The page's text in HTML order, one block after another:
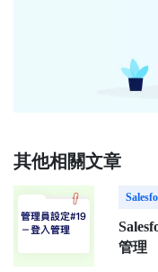
其他相關文章
管理